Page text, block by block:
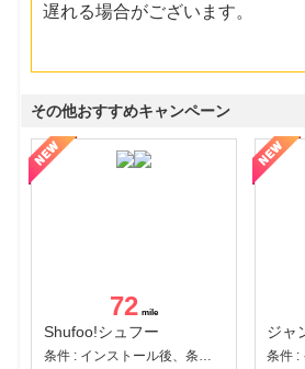
遅れる場合がございます。
その他おすすめキャンペーン
72
Shufoo!シュフー
条件 : インストール後、条件達成
ジャ